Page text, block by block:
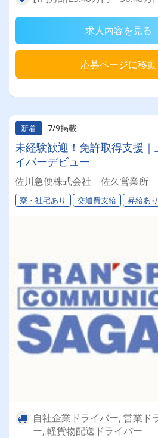
求人内容を見る
応募ページに移動
新着 7/9掲載
未経験歓迎！免許取得支援
イバーデビュー
佐川急便株式会社 佐久営業所
寮・社宅あり 交通費支給 昇給あり
自社企業ドライバー, 営業ド
ー, 軽貨物配送ドライバー